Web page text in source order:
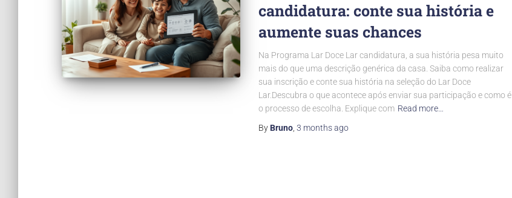
candidatura: conte sua história e
aumente suas chances
Na Programa Lar Doce Lar candidatura, a sua história pesa muito
mais do que uma descrição genérica da casa. Saiba como realizar
sua inscrição e conte sua história na seleção do Lar Doce
Lar.Descubra o que acontece após enviar sua participação e como é
o processo de escolha. Explique com Read more…
By Bruno 3 monthsago